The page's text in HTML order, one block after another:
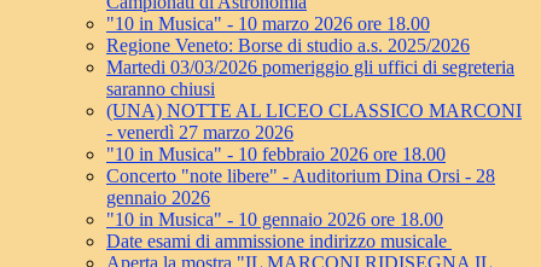
"10 in Musica" - 10 marzo 2026 ore 18.00
Regione Veneto: Borse di studio a.s. 2025/2026
Martedi 03/03/2026 pomeriggio gli uffici di segreteria
saranno chiusi
(UNA) NOTTE AL LICEO CLASSICO MARCONI
- venerdì 27 marzo 2026
"10 in Musica" - 10 febbraio 2026 ore 18.00
Concerto "note libere" - Auditorium Dina Orsi - 28
gennaio 2026
"10 in Musica" - 10 gennaio 2026 ore 18.00
Date esami di ammissione indirizzo musicale